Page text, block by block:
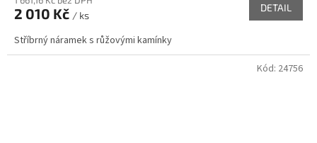
2 010 Kč / ks
DETAIL
Stříbrný náramek s růžovými kamínky
Kód: 24756